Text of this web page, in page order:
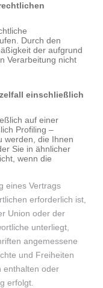
Durch den
der aufgrund
Verarbeitung nicht
einschließlich
auf einer
Profiling –
werden, die Ihnen
Sie in ähnlicher
wenn die
eines Vertrags
erforderlich ist,
Union oder der
unterliegt,
angemessene
und Freiheiten
enthalten oder
erfolgt.